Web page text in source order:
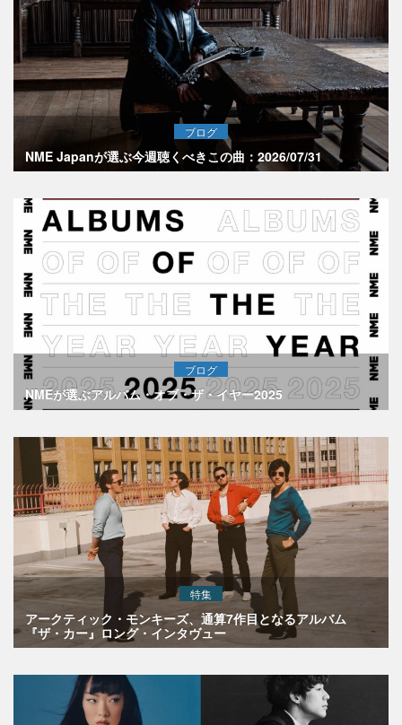
ブログ
NME Japanが選ぶ今週聴くべきこの曲：2026/07/31
ブログ
NMEが選ぶアルバム・オブ・ザ・イヤー2025
特集
アークティック・モンキーズ、通算7作目となるアルバム
『ザ・カー』ロング・インタヴュー